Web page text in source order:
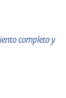
completo y